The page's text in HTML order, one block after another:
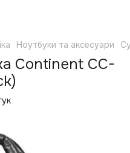
Ноутбуки та аксесуари
Continent CC-